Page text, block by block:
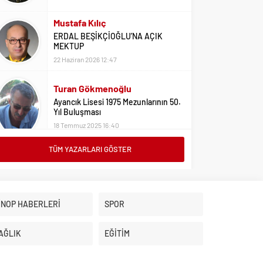
Mustafa Kılıç
ERDAL BEŞİKÇİOĞLU’NA AÇIK
MEKTUP
22 Haziran 2026 12:47
Turan Gökmenoğlu
Ayancık Lisesi 1975 Mezunlarının 50.
Yıl Buluşması
18 Temmuz 2025 16:40
Adil Yıldız
Bu Sene Fenerbahçe Ülke Puanlarını
Üniversite Tercihleri İçin Öneriler
TÜM YAZARLARI GÖSTER
HABERLERİ SPOR
EĞİTİM